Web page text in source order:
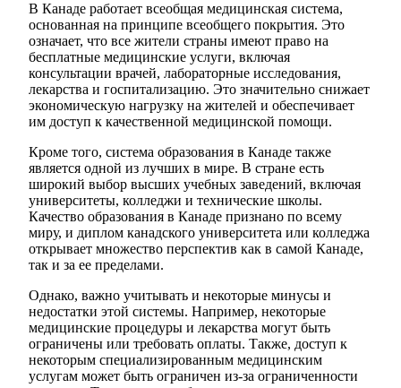
В Канаде работает всеобщая медицинская система,
основанная на принципе всеобщего покрытия. Это
означает, что все жители страны имеют право на
бесплатные медицинские услуги, включая
консультации врачей, лабораторные исследования,
лекарства и госпитализацию. Это значительно снижает
экономическую нагрузку на жителей и обеспечивает
им доступ к качественной медицинской помощи.
Кроме того, система образования в Канаде также
является одной из лучших в мире. В стране есть
широкий выбор высших учебных заведений, включая
университеты, колледжи и технические школы.
Качество образования в Канаде признано по всему
миру, и диплом канадского университета или колледжа
открывает множество перспектив как в самой Канаде,
так и за ее пределами.
Однако, важно учитывать и некоторые минусы и
недостатки этой системы. Например, некоторые
медицинские процедуры и лекарства могут быть
ограничены или требовать оплаты. Также, доступ к
некоторым специализированным медицинским
услугам может быть ограничен из-за ограниченности